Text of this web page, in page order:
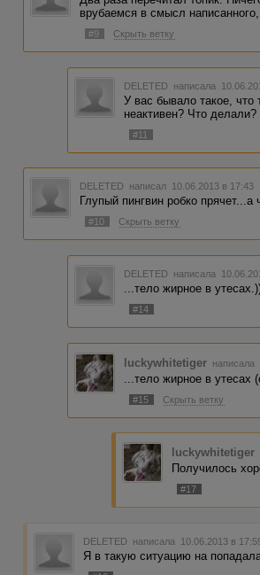
врубаемся в смысл
#9 Скрыть ветку
DELETED написала
У вас бывало такое, что
неактивен? Что делали?
#11
DELETED написал 10.06.2013 в 17:43
Глупый пингвин робко прячет...а
#10 Скрыть ветку
DELETED написала
...тело жирное в
#14
luckywhitetiger написала
...тело жирное в утесах
#15 Скрыть ветку
luckywhitetiger
Получилось
#17
DELETED написала 10.06.2013 в
Я в такую ситуацию на